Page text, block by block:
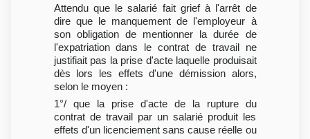
Attendu que le salarié fait grief à l'arrêt de
dire que le manquement de l'employeur à
son obligation de mentionner la durée de
l'expatriation dans le contrat de travail ne
justifiait pas la prise d'acte laquelle produisait
dès lors les effets d'une démission alors,
selon le moyen :
1°/ que la prise d'acte de la rupture du
contrat de travail par un salarié produit les
effets d'un licenciement sans cause réelle ou